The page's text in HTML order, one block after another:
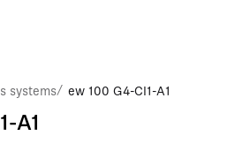
systems/ ew 100 G4-CI1-A1
A1